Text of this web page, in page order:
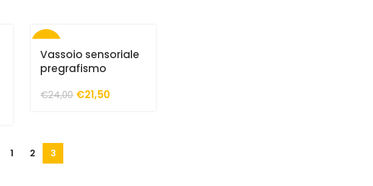
Vassoio sensoriale
pregrafismo
€24,00 €21,50
1 2 3